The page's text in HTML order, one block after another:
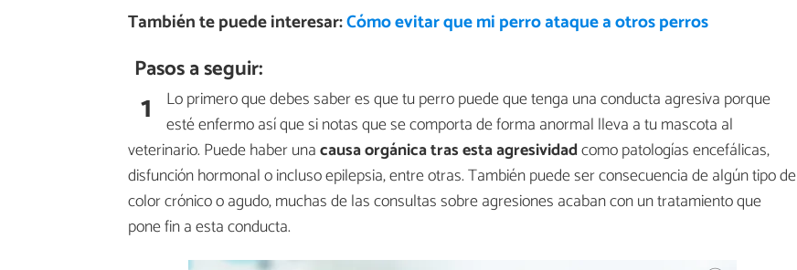
También te puede interesar:Cómo evitar que mi perro ataque a otros perros
Pasos a seguir:
1
Lo primero que debes saber es que tu perro puede que tenga una conducta agresiva porque
esté enfermo así que si notas que se comporta de forma anormal lleva a tu mascota al
veterinario. Puede haber unacausa orgánica tras esta agresividadcomo patologías encefálicas,
disfunción hormonal o incluso epilepsia, entre otras. También puede ser consecuencia de algún tipo de
color crónico o agudo, muchas de las consultas sobre agresiones acaban con un tratamiento que
pone fin a esta conducta.